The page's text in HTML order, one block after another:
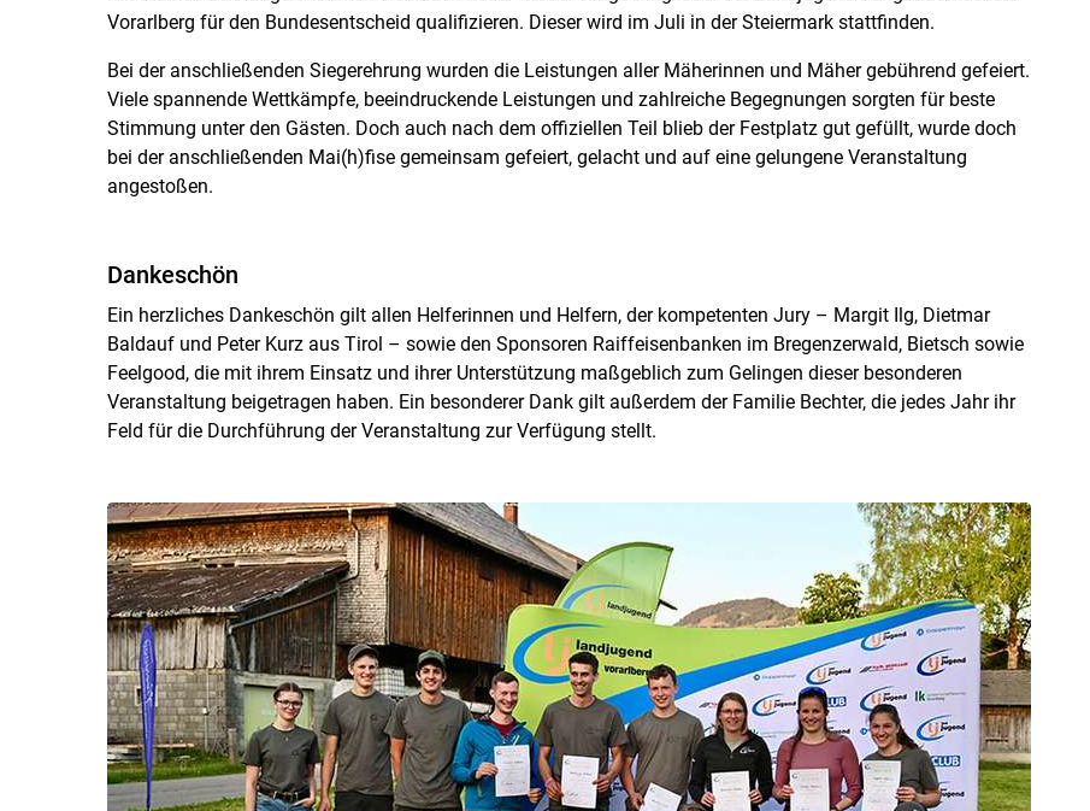
Vorarlberg für den Bundesentscheid qualifizieren. Dieser wird im Juli in der Steiermark stattfinden.
Bei der anschließenden Siegerehrung wurden die Leistungen aller Mäherinnen und Mäher gebührend gefeiert.
Viele spannende Wettkämpfe, beeindruckende Leistungen und zahlreiche Begegnungen sorgten für beste
Stimmung unter den Gästen. Doch auch nach dem offiziellen Teil blieb der Festplatz gut gefüllt, wurde doch
bei der anschließenden Mai(h)fise gemeinsam gefeiert, gelacht und auf eine gelungene Veranstaltung
angestoßen.
Dankeschön
Ein herzliches Dankeschön gilt allen Helferinnen und Helfern, der kompetenten Jury – Margit Ilg, Dietmar
Baldauf und Peter Kurz aus Tirol – sowie den Sponsoren Raiffeisenbanken im Bregenzerwald, Bietsch sowie
Feelgood, die mit ihrem Einsatz und ihrer Unterstützung maßgeblich zum Gelingen dieser besonderen
Veranstaltung beigetragen haben. Ein besonderer Dank gilt außerdem der Familie Bechter, die jedes Jahr ihr
Feld für die Durchführung der Veranstaltung zur Verfügung stellt.